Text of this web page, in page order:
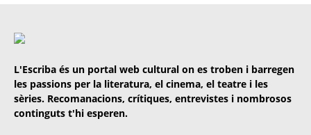
L'Escriba és un portal web cultural on es troben i barregen
les passions per la literatura, el cinema, el teatre i les
sèries. Recomanacions, crítiques, entrevistes i nombrosos
continguts t'hi esperen.